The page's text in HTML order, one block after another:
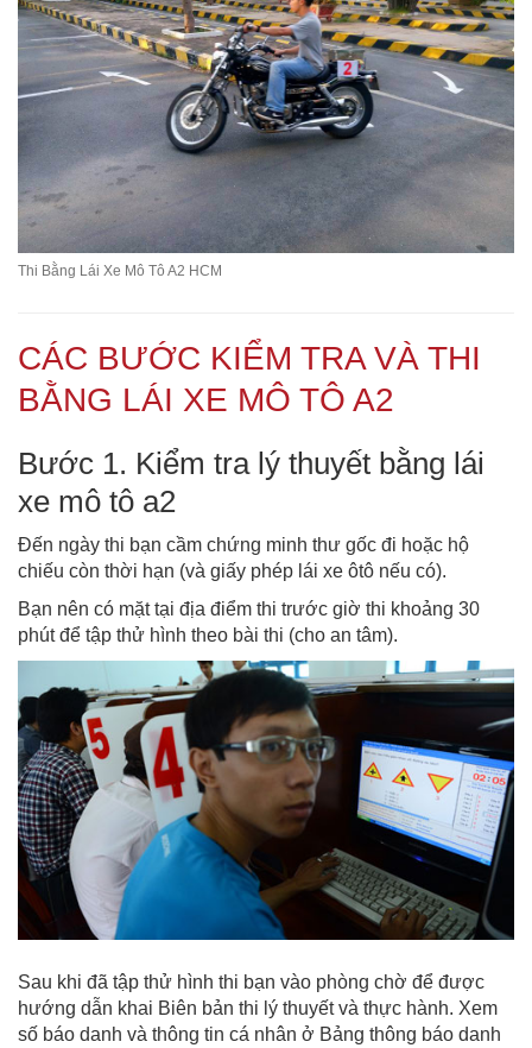
Thi Bằng Lái Xe Mô Tô A2 HCM
CÁC BƯỚC KIỂM TRA VÀ THI
BẰNG LÁI XE MÔ TÔ A2
Bước 1. Kiểm tra lý thuyết bằng lái
xe mô tô a2
Đến ngày thi bạn cầm chứng minh thư gốc đi hoặc hộ
chiếu còn thời hạn (và giấy phép lái xe ôtô nếu có).
Bạn nên có mặt tại địa điểm thi trước giờ thi khoảng 30
phút để tập thử hình theo bài thi (cho an tâm).
Sau khi đã tập thử hình thi bạn vào phòng chờ để được
hướng dẫn khai Biên bản thi lý thuyết và thực hành. Xem
số báo danh và thông tin cá nhân ở Bảng thông báo danh